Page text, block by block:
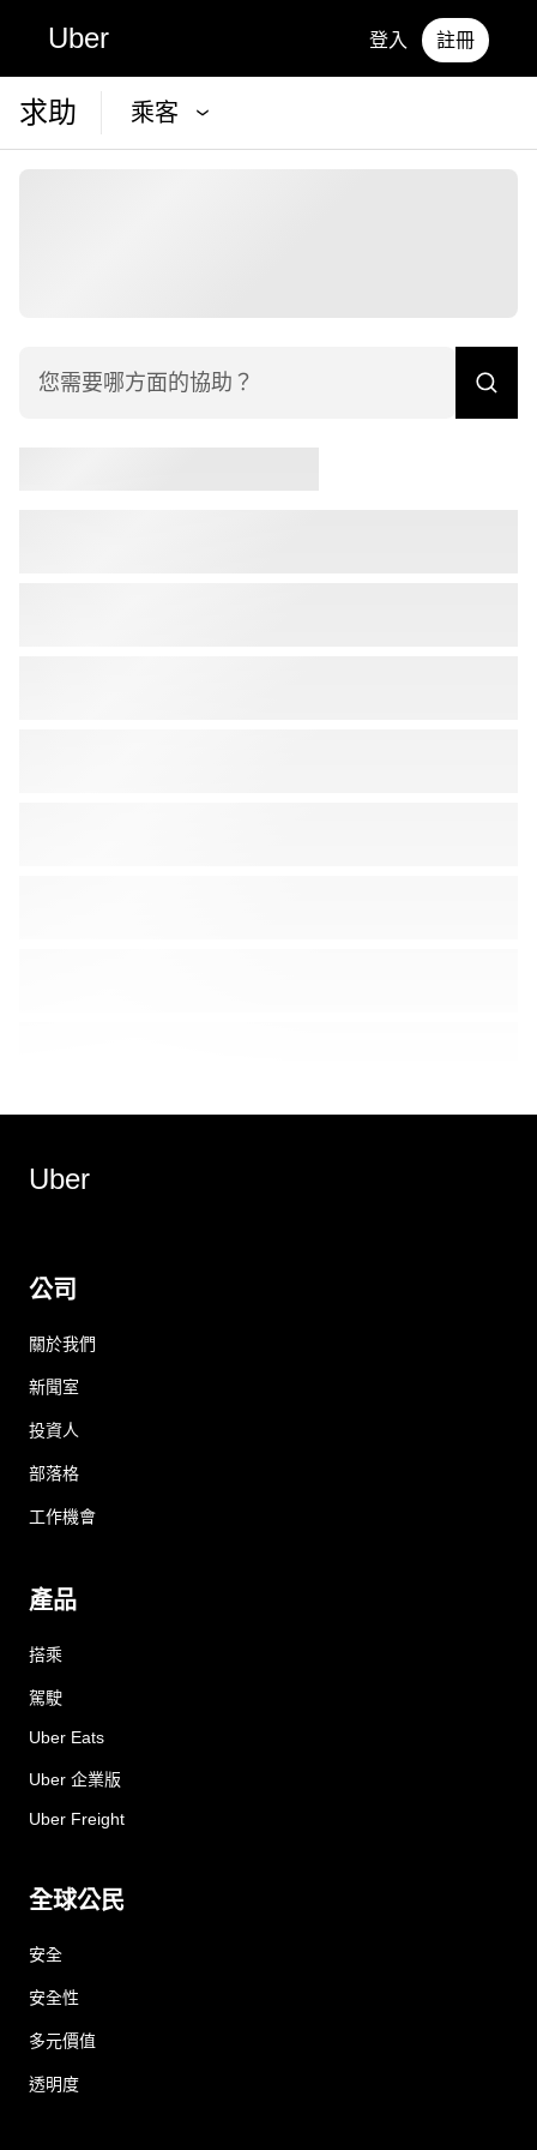
Uber 登入 註冊
求助 乘客
Uber
公司
關於我們
新聞室
投資人
部落格
工作機會
產品
搭乘
駕駛
Uber Eats
Uber 企業版
Uber Freight
全球公民
安全
安全性
多元價值
透明度